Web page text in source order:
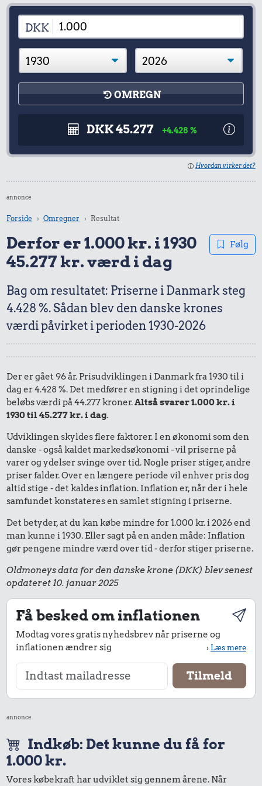
DKK
OMREGN
DKK 45.277 +4.428 %
Hvordan virker det?
annonce
Forside Omregner Resultat
Derfor er 1.000 kr. i 1930
45.277 kr. værd i dag
Følg
Bag om resultatet: Priserne i Danmark steg
4.428 %. Sådan blev den danske krones
værdi påvirket i perioden 1930-2026
Der er gået 96 år. Prisudviklingen i Danmark fra 1930 til i
dag er 4.428 %. Det medfører en stigning i det oprindelige
beløbs værdi på 44.277 kroner.Altså svarer 1.000 kr. i
1930 til 45.277 kr. i dag.
Udviklingen skyldes flere faktorer. I en økonomi som den
danske - også kaldet markedsøkonomi - vil priserne på
varer og ydelser svinge over tid. Nogle priser stiger, andre
priser falder. Over en længere periode vil enhver pris dog
altid stige - det kaldes inflation. Inflation er, når der i hele
samfundet konstateres en samlet stigning i priserne.
Det betyder, at du kan købe mindre for 1.000 kr. i 2026 end
man kunne i 1930. Eller sagt på en anden måde: Inflation
gør pengene mindre værd over tid - derfor stiger priserne.
Oldmoneys data for den danske krone (DKK) blev senest
opdateret 10. januar 2025
Få besked om inflationen
Modtag vores gratis nyhedsbrev når priserne og
inflationen ændrer sig
›Læs mere
annonce
Indkøb: Det kunne du få for
1.000 kr.
Vores købekraft har udviklet sig gennem årene. Når